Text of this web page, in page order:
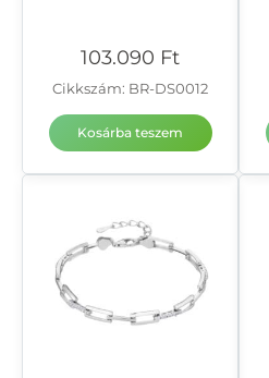
103.090 Ft
Cikkszám: BR-DS0012
Kosárba teszem